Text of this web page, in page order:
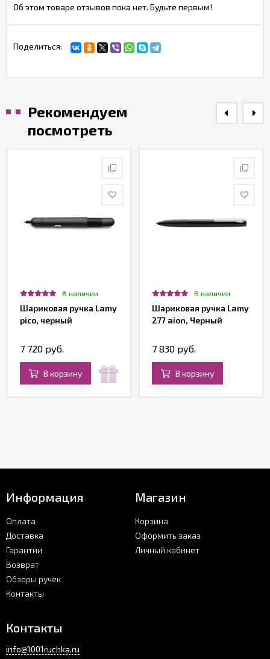
Об этом товаре отзывов пока нет. Будьте первым!
Поделиться:
Рекомендуем
посмотреть
В наличии
Шариковая ручка Lamy
pico, черный
7 720 руб.
В корзину
В наличии
Шариковая ручка Lamy
277 aion, Черный
7 830 руб.
В корзину
Информация
Оплата
Доставка
Гарантии
Возврат
Обзоры ручек
Контакты
Магазин
Корзина
Оформить заказ
Личный кабинет
Контакты
info@1001ruchka.ru